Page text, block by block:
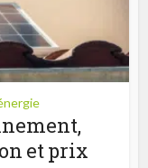
et prix